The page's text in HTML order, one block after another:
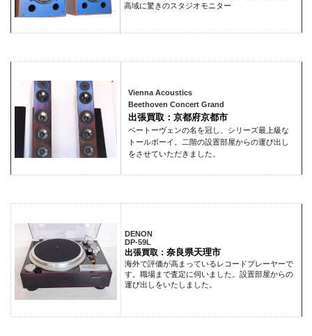
高域に驚きのスタジオモニター
Vienna Acoustics
Beethoven Concert Grand
出張買取：京都府京都市
ベートーヴェンの名を冠し、シリーズ最上級な
トールボーイ。二階の設置部屋からの運び出し
をさせていただきました。
DENON
DP-59L
出張買取： 奈良県天理市
海外で評価が高まっているレコードプレーヤーで
す。職場まで査定に伺いました。設置部屋からの
運び出しをいたしました。